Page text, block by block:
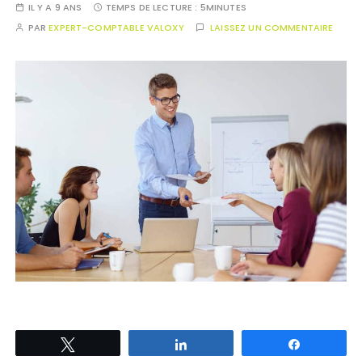
IL Y A 9 ANS TEMPS DE LECTURE : 5MINUTES
PAREXPERT-COMPTABLE VALOXY LAISSEZ UN COMMENTAIRE